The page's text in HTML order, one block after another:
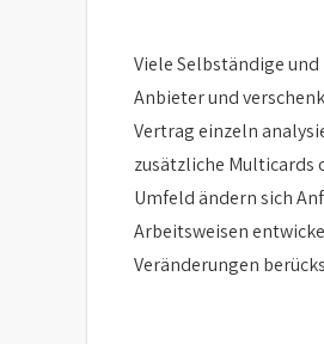
Viele Selbständige
Anbieter und
Vertrag einzeln
zusätzliche Multicards
Umfeld ändern sich
Arbeitsweisen
Veränderungen